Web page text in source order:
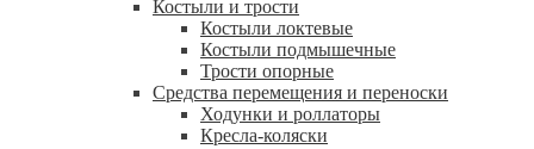
Костыли и трости
Костыли локтевые
Костыли подмышечные
Трости опорные
Средства перемещения и переноски
Ходунки и роллаторы
Кресла-коляски